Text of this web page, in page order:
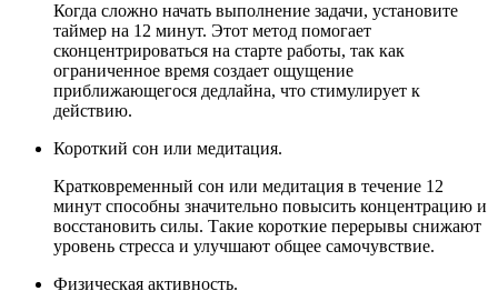
Громкость:
Когда сложно начать выполнение задачи, установите
таймер на 12 минут. Этот метод помогает
сконцентрироваться на старте работы, так как
ограниченное время создает ощущение
приближающегося дедлайна, что стимулирует к
действию.
Короткий сон или медитация.
Кратковременный сон или медитация в течение 12
минут способны значительно повысить концентрацию и
восстановить силы. Такие короткие перерывы снижают
уровень стресса и улучшают общее самочувствие.
Физическая активность.